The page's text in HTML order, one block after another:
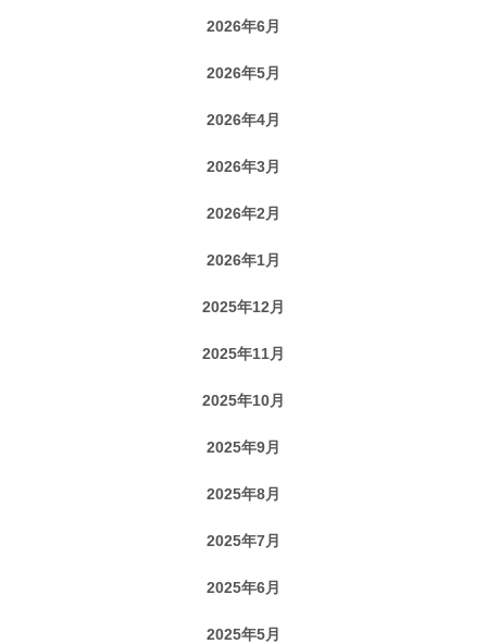
2026年6月
2026年5月
2026年4月
2026年3月
2026年2月
2026年1月
2025年12月
2025年11月
2025年10月
2025年9月
2025年8月
2025年7月
2025年6月
2025年5月